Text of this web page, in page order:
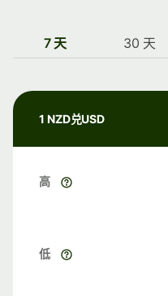
7 天 30 天
1 NZD兑USD
高
低